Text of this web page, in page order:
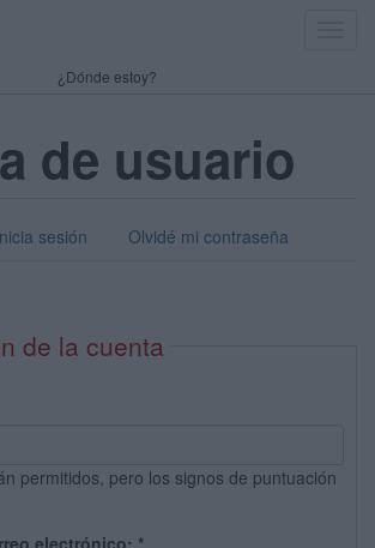
¿Dónde estoy?
de usuario
sesión Olvidé mi contraseña
de la cuenta
permitidos, pero los signos de puntuación
electrónico: *